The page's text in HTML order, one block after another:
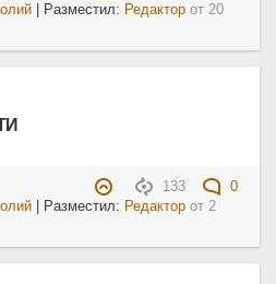
| Разместил: Редактор от20
133
0
| Разместил: Редактор от2